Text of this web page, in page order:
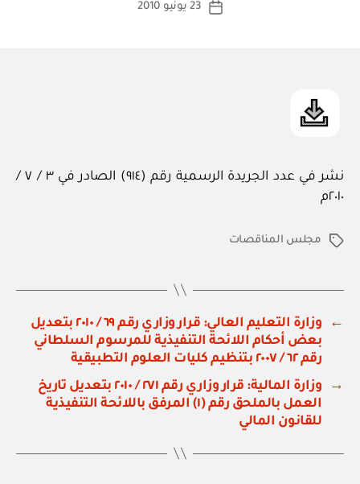
ة
تاريخ
23 يونيو 2010
نشر في عدد الجريدة الرسمية رقم (٩١٤) الصادر في ٣ / ٧ /
٢٠١٠م
الوسوممجلس المناقصات
←
وزارة التعليم العالي: قرار وزاري رقم ٦٩ / ٢٠١٠ بتعديل
بعض أحكام اللائحة التنفيذية للمرسوم السلطاني
رقم ٦٢ / ٢٠٠٧ بتنظيم كليات العلوم التطبيقية
→
وزارة المالية: قرار وزاري رقم ٢٧١ / ٢٠١٠ بتعديل تاريخ
العمل بالملحق رقم (١) المرفق باللائحة التنفيذية
للقانون المالي